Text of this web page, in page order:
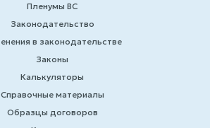
Пленумы ВС
Законодательство
в законодательстве
Законы
Калькуляторы
Справочные материалы
Образцы договоров